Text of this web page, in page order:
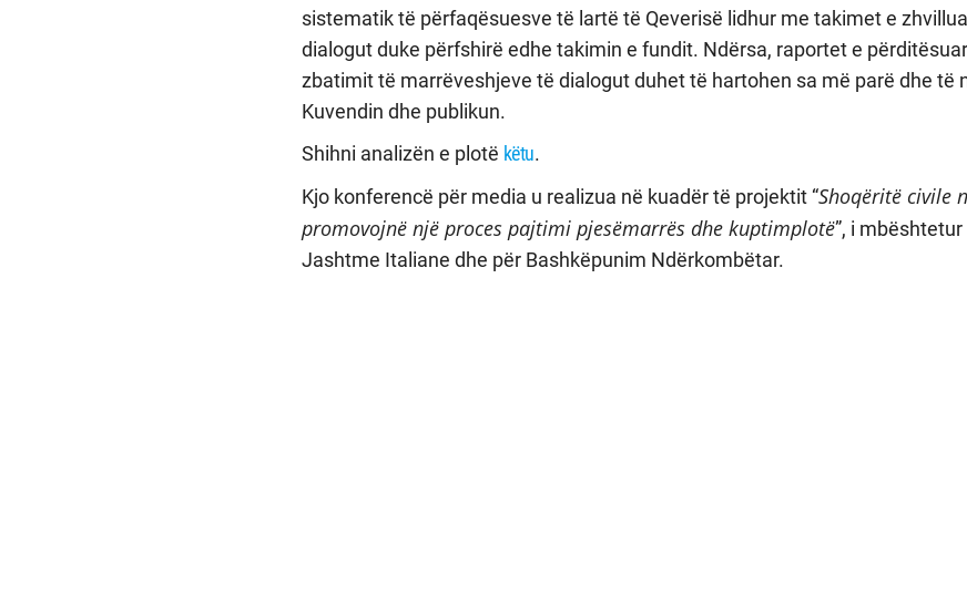
sistematik të përfaqësuesve të lartë të Qeverisë lidhur me takimet e
dialogut duke përfshirë edhe takimin e fundit. Ndërsa, raportet e
zbatimit të marrëveshjeve të dialogut duhet të hartohen sa më parë dhe të
Kuvendin dhe publikun.
Shihni analizën e plotë këtu.
Kjo konferencë për media u realizua në kuadër të projektit “Shoqëritë civile
promovojnë një proces pajtimi pjesëmarrës dhe kuptimplotë”, i
Jashtme Italiane dhe për Bashkëpunim Ndërkombëtar.